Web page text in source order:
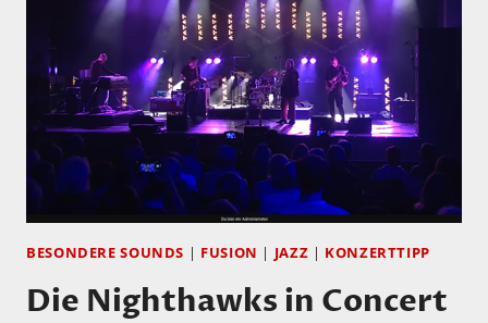
BESONDERE SOUNDS | FUSION | JAZZ | KONZERTTIPP
Die Nighthawks in Concert